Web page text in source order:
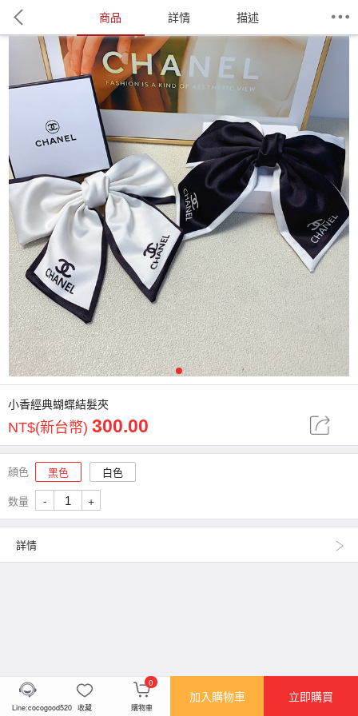
商品 詳情 描述
1
小香經典蝴蝶結髮夾
NT$(新台幣) 300.00
顔色 黑色
白色
数量
- +
詳情
Line:cocogood520 收藏
0
購物車
加入購物車 立即購買